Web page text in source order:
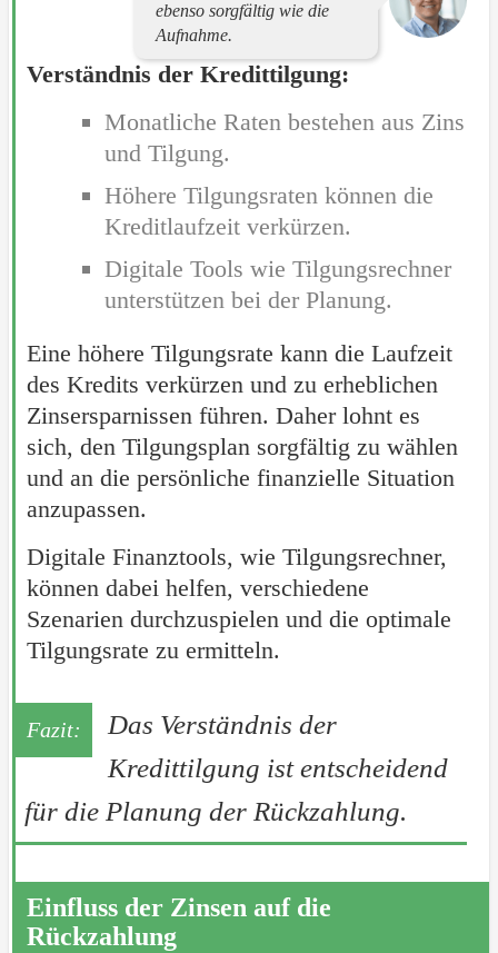
ebenso sorgfältig wie die
Aufnahme.
Verständnis der Kredittilgung:
Monatliche Raten bestehen aus Zins
und Tilgung.
Höhere Tilgungsraten können die
Kreditlaufzeit verkürzen.
Digitale Tools wie Tilgungsrechner
unterstützen bei der Planung.
Eine höhere Tilgungsrate kann die Laufzeit
des Kredits verkürzen und zu erheblichen
Zinsersparnissen führen. Daher lohnt es
sich, den Tilgungsplan sorgfältig zu wählen
und an die persönliche finanzielle Situation
anzupassen.
Digitale Finanztools, wie Tilgungsrechner,
können dabei helfen, verschiedene
Szenarien durchzuspielen und die optimale
Tilgungsrate zu ermitteln.
Das Verständnis der
Kredittilgung ist entscheidend
für die Planung der Rückzahlung.
Einfluss der Zinsen auf die
Rückzahlung